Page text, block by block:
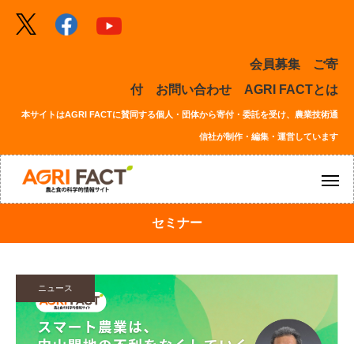
会員募集
ご寄
付
お問い合わせ AGRI FACTとは
本サイトはAGRI FACTに賛同する個人・団体から寄付・委託を受け、農業技術通
信社が制作・編集・運営しています
セミナー
ニュース